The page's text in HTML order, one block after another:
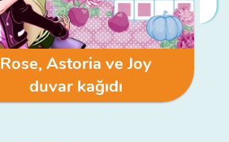
Rose, Astoria ve Joy
duvar kağıdı